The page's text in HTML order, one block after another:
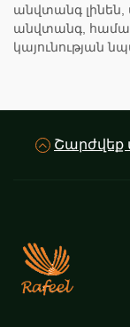
անվտանգ լինեն,
անվտանգ,
կայունության
Շարժվեք